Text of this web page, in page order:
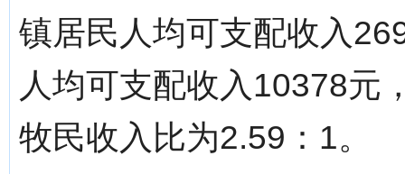
镇居民人均可支配收入
人均可支配收入10378元
牧民收入比为2.59：1。